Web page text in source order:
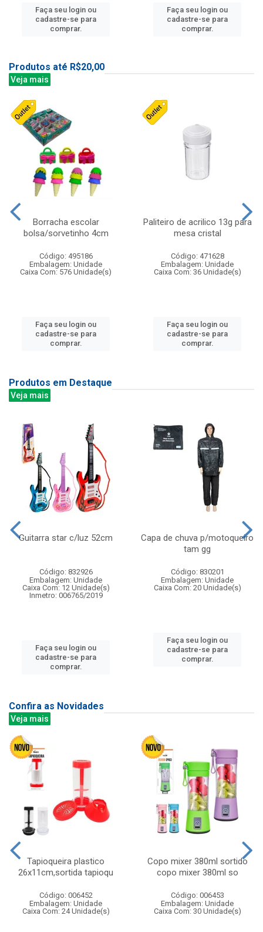
Faça seu login ou
cadastre-se para
comprar.
Faça seu login ou
cadastre-se para
comprar.
Produtos até R$20,00
Veja mais
Borracha escolar
bolsa/sorvetinho 4cm
Código: 495186
Embalagem: Unidade
Caixa Com: 576 Unidade(s)
Faça seu login ou
cadastre-se para
comprar.
Paliteiro de acrilico 13g para
mesa cristal
Código: 471628
Embalagem: Unidade
Caixa Com: 36 Unidade(s)
Faça seu login ou
cadastre-se para
comprar.
Produtos em Destaque
Veja mais
Guitarra star c/luz 52cm
Código: 832926
Embalagem: Unidade
Caixa Com: 12 Unidade(s)
Inmetro: 006765/2019
Faça seu login ou
cadastre-se para
comprar.
Capa de chuva p/motoqueiro
tam gg
Código: 830201
Embalagem: Unidade
Caixa Com: 20 Unidade(s)
Faça seu login ou
cadastre-se para
comprar.
Confira as Novidades
Veja mais
Tapioqueira plastico
26x11cm,sortida tapioqu
Código: 006452
Embalagem: Unidade
Caixa Com: 24 Unidade(s)
Copo mixer 380ml sortido
copo mixer 380ml so
Código: 006453
Embalagem: Unidade
Caixa Com: 30 Unidade(s)